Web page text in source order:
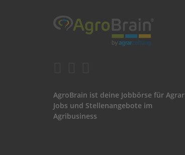
AgroBrain ist deine Jobbörse für Agrar
Jobs und Stellenangebote im
Agribusiness